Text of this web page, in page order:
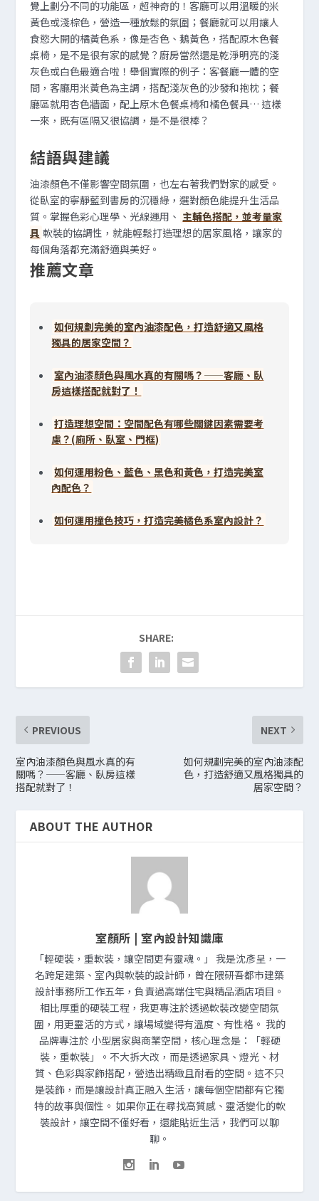
覺上劃分不同的功能區，超神奇的！客廳可以用溫暖的米
黃色或淺棕色，營造一種放鬆的氛圍；餐廳就可以用讓人
食慾大開的橘黃色系，像是杏色、鵝黃色，搭配原木色餐
桌椅，是不是很有家的感覺？廚房當然還是乾淨明亮的淺
灰色或白色最適合啦！舉個實際的例子：客餐廳一體的空
間，客廳用米黃色為主調，搭配淺灰色的沙發和抱枕；餐
廳區就用杏色牆面，配上原木色餐桌椅和橘色餐具… 這樣
一來，既有區隔又很協調，是不是很棒？
結語與建議
油漆顏色不僅影響空間氛圍，也左右著我們對家的感受。
從臥室的寧靜藍到書房的沉穩綠，選對顏色能提升生活品
質。掌握色彩心理學、光線運用、 主輔色搭配，並考量家
具 軟裝的協調性，就能輕鬆打造理想的居家風格，讓家的
每個角落都充滿舒適與美好。
推薦文章
如何規劃完美的室內油漆配色，打造舒適又風格
獨具的居家空間？
室內油漆顏色與風水真的有關嗎？——客廳、臥
房這樣搭配就對了！
打造理想空間：空間配色有哪些關鍵因素需要考
慮？(廁所、臥室、門框)
如何運用粉色、藍色、黑色和黃色，打造完美室
內配色？
如何運用撞色技巧，打造完美橘色系室內設計？
SHARE:
PREVIOUS
室內油漆顏色與風水真的有
關嗎？——客廳、臥房這樣
搭配就對了！
NEXT
如何規劃完美的室內油漆配
色，打造舒適又風格獨具的
居家空間？
ABOUT THE AUTHOR
室顏所 | 室內設計知識庫
「輕硬裝，重軟裝，讓空間更有靈魂。」 我是沈彥呈，一
名跨足建築、室內與軟裝的設計師，曾在隈研吾都市建築
設計事務所工作五年，負責過高端住宅與精品酒店項目。
相比厚重的硬裝工程，我更專注於透過軟裝改變空間氛
圍，用更靈活的方式，讓場域變得有溫度、有性格。 我的
品牌專注於 小型居家與商業空間，核心理念是：「輕硬
裝，重軟裝」。不大拆大改，而是透過家具、燈光、材
質、色彩與家飾搭配，營造出精緻且耐看的空間。這不只
是裝飾，而是讓設計真正融入生活，讓每個空間都有它獨
特的故事與個性。 如果你正在尋找高質感、靈活變化的軟
裝設計，讓空間不僅好看，還能貼近生活，我們可以聊
聊。